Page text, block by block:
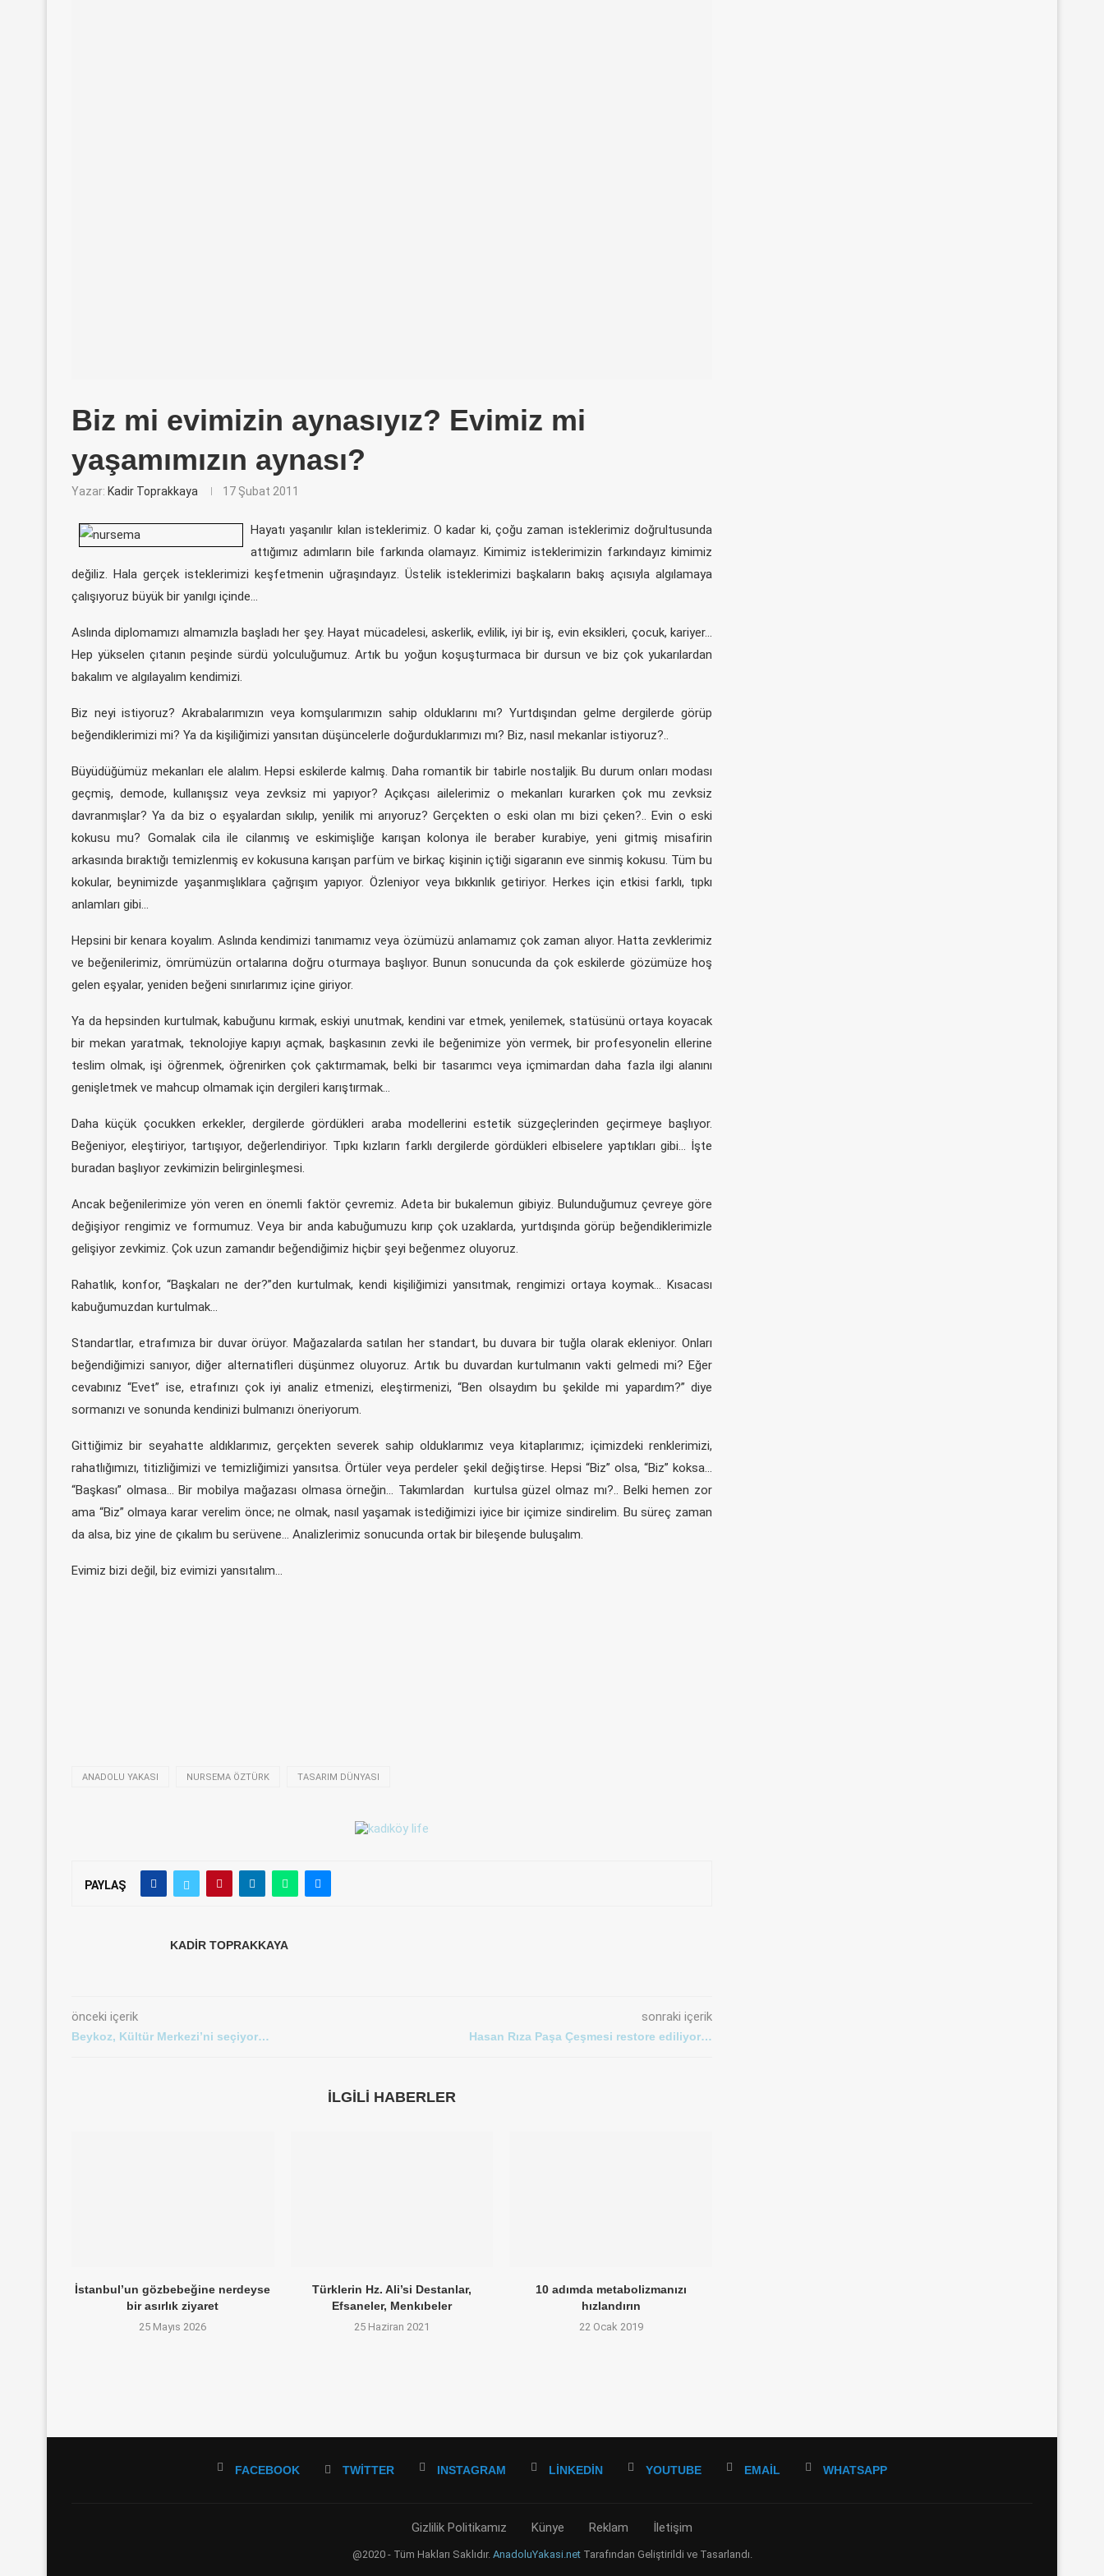
Biz mi evimizin aynasıyız? Evimiz mi
yaşamımızın aynası?
Yazar: Kadir Toprakkaya 17 Şubat 2011
Hayatı yaşanılır kılan isteklerimiz. O kadar ki, çoğu zaman isteklerimiz doğrultusunda
attığımız adımların bile farkında olamayız. Kimimiz isteklerimizin farkındayız kimimiz
değiliz. Hala gerçek isteklerimizi keşfetmenin uğraşındayız. Üstelik isteklerimizi başkaların bakış açısıyla algılamaya
çalışıyoruz büyük bir yanılgı içinde…
Aslında diplomamızı almamızla başladı her şey. Hayat mücadelesi, askerlik, evlilik, iyi bir iş, evin eksikleri, çocuk, kariyer…
Hep yükselen çıtanın peşinde sürdü yolculuğumuz. Artık bu yoğun koşuşturmaca bir dursun ve biz çok yukarılardan
bakalım ve algılayalım kendimizi.
Biz neyi istiyoruz? Akrabalarımızın veya komşularımızın sahip olduklarını mı? Yurtdışından gelme dergilerde görüp
beğendiklerimizi mi? Ya da kişiliğimizi yansıtan düşüncelerle doğurduklarımızı mı? Biz, nasıl mekanlar istiyoruz?..
Büyüdüğümüz mekanları ele alalım. Hepsi eskilerde kalmış. Daha romantik bir tabirle nostaljik. Bu durum onları modası
geçmiş, demode, kullanışsız veya zevksiz mi yapıyor? Açıkçası ailelerimiz o mekanları kurarken çok mu zevksiz
davranmışlar? Ya da biz o eşyalardan sıkılıp, yenilik mi arıyoruz? Gerçekten o eski olan mı bizi çeken?.. Evin o eski
kokusu mu? Gomalak cila ile cilanmış ve eskimişliğe karışan kolonya ile beraber kurabiye, yeni gitmiş misafirin
arkasında bıraktığı temizlenmiş ev kokusuna karışan parfüm ve birkaç kişinin içtiği sigaranın eve sinmiş kokusu. Tüm bu
kokular, beynimizde yaşanmışlıklara çağrışım yapıyor. Özleniyor veya bıkkınlık getiriyor. Herkes için etkisi farklı, tıpkı
anlamları gibi…
Hepsini bir kenara koyalım. Aslında kendimizi tanımamız veya özümüzü anlamamız çok zaman alıyor. Hatta zevklerimiz
ve beğenilerimiz, ömrümüzün ortalarına doğru oturmaya başlıyor. Bunun sonucunda da çok eskilerde gözümüze hoş
gelen eşyalar, yeniden beğeni sınırlarımız içine giriyor.
Ya da hepsinden kurtulmak, kabuğunu kırmak, eskiyi unutmak, kendini var etmek, yenilemek, statüsünü ortaya koyacak
bir mekan yaratmak, teknolojiye kapıyı açmak, başkasının zevki ile beğenimize yön vermek, bir profesyonelin ellerine
teslim olmak, işi öğrenmek, öğrenirken çok çaktırmamak, belki bir tasarımcı veya içmimardan daha fazla ilgi alanını
genişletmek ve mahcup olmamak için dergileri karıştırmak…
Daha küçük çocukken erkekler, dergilerde gördükleri araba modellerini estetik süzgeçlerinden geçirmeye başlıyor.
Beğeniyor, eleştiriyor, tartışıyor, değerlendiriyor. Tıpkı kızların farklı dergilerde gördükleri elbiselere yaptıkları gibi… İşte
buradan başlıyor zevkimizin belirginleşmesi.
Ancak beğenilerimize yön veren en önemli faktör çevremiz. Adeta bir bukalemun gibiyiz. Bulunduğumuz çevreye göre
değişiyor rengimiz ve formumuz. Veya bir anda kabuğumuzu kırıp çok uzaklarda, yurtdışında görüp beğendiklerimizle
gelişiyor zevkimiz. Çok uzun zamandır beğendiğimiz hiçbir şeyi beğenmez oluyoruz.
Rahatlık, konfor, “Başkaları ne der?”den kurtulmak, kendi kişiliğimizi yansıtmak, rengimizi ortaya koymak… Kısacası
kabuğumuzdan kurtulmak…
Standartlar, etrafımıza bir duvar örüyor. Mağazalarda satılan her standart, bu duvara bir tuğla olarak ekleniyor. Onları
beğendiğimizi sanıyor, diğer alternatifleri düşünmez oluyoruz. Artık bu duvardan kurtulmanın vakti gelmedi mi? Eğer
cevabınız “Evet” ise, etrafınızı çok iyi analiz etmenizi, eleştirmenizi, “Ben olsaydım bu şekilde mi yapardım?” diye
sormanızı ve sonunda kendinizi bulmanızı öneriyorum.
Gittiğimiz bir seyahatte aldıklarımız, gerçekten severek sahip olduklarımız veya kitaplarımız; içimizdeki renklerimizi,
rahatlığımızı, titizliğimizi ve temizliğimizi yansıtsa. Örtüler veya perdeler şekil değiştirse. Hepsi “Biz” olsa, “Biz” koksa…
“Başkası” olmasa… Bir mobilya mağazası olmasa örneğin… Takımlardan kurtulsa güzel olmaz mı?.. Belki hemen zor
ama “Biz” olmaya karar verelim önce; ne olmak, nasıl yaşamak istediğimizi iyice bir içimize sindirelim. Bu süreç zaman
da alsa, biz yine de çıkalım bu serüvene… Analizlerimiz sonucunda ortak bir bileşende buluşalım.
Evimiz bizi değil, biz evimizi yansıtalım…
ANADOLU YAKASI NURSEMA ÖZTÜRK TASARIM DÜNYASI
PAYLAŞ
KADIR TOPRAKKAYA
önceki içerik
Beykoz, Kültür Merkezi’ni seçiyor…
sonraki içerik
Hasan Rıza Paşa Çeşmesi restore ediliyor…
İLGILI HABERLER
İstanbul’un gözbebeğine nerdeyse
bir asırlık ziyaret
25 Mayıs 2026
Türklerin Hz. Ali’si Destanlar,
Efsaneler, Menkıbeler
25 Haziran 2021
10 adımda metabolizmanızı
hızlandırın
22 Ocak 2019
FACEBOOK TWITTER INSTAGRAM LINKEDIN YOUTUBE EMAIL WHATSAPP
Gizlilik Politikamız Künye Reklam İletişim
@2020 - Tüm Hakları Saklıdır. AnadoluYakasi.netTarafından Geliştirildi ve Tasarlandı.